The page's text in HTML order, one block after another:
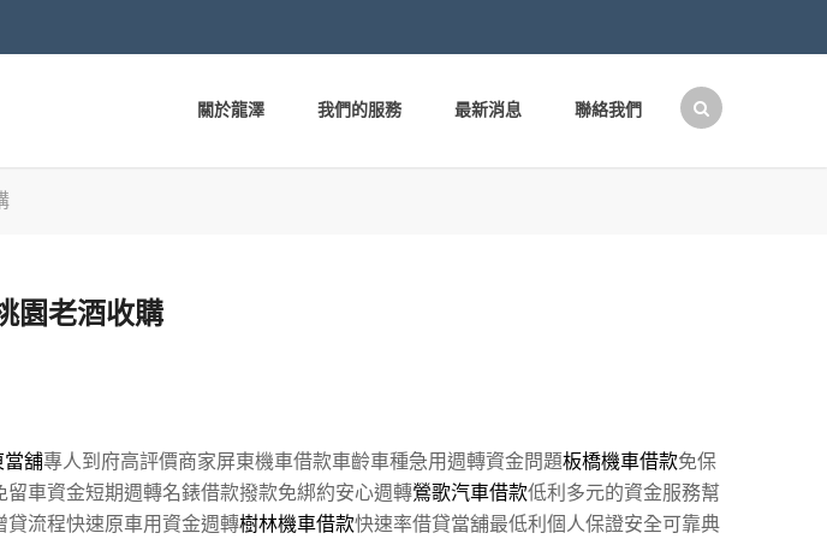
關於龍澤 我們的服務 最新消息 聯絡我們
園老酒收購
舖專人到府高評價商家屏東機車借款車齡車種急用週轉資金問題板橋機車借款免保
留車資金短期週轉名錶借款撥款免綁約安心週轉鶯歌汽車借款低利多元的資金服務幫
流程快速原車用資金週轉樹林機車借款快速率借貸當舖最低利個人保證安全可靠典